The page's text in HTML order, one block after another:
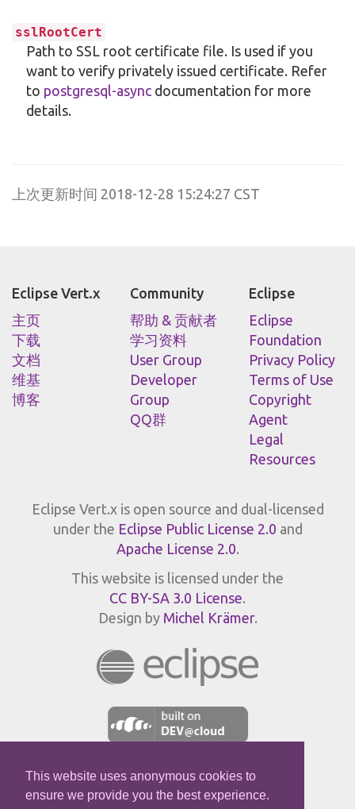
This website uses anonymous cookies to
ensure we provide you the best experience.
sslRootCert
Path to SSL root certificate file. Is used if you
want to verify privately issued certificate. Refer
to postgresql-async documentation for more
details.
上次更新时间 2018-12-28 15:24:27 CST
Eclipse Vert.x
主页
下载
文档
维基
博客
Community
帮助 & 贡献者
学习资料
User Group
Developer
Group
QQ群
Eclipse
Eclipse
Foundation
Privacy Policy
Terms of Use
Copyright
Agent
Legal
Resources
Eclipse Vert.x is open source and dual-licensed
under the Eclipse Public License 2.0 and
Apache License 2.0.
This website is licensed under the
CC BY-SA 3.0 License.
Design by Michel Krämer.
JPROFILER